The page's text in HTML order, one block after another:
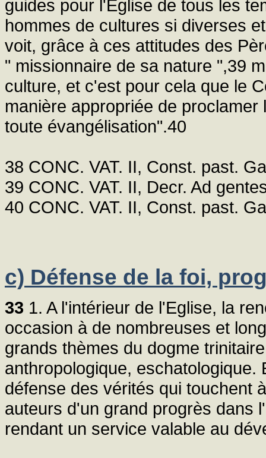
guides pour l'Eglise de tous les
hommes de cultures si diverses
voit, grâce à ces attitudes des
" missionnaire de sa nature ",39
culture, et c'est pour cela que le
manière appropriée de
toute évangélisation".40
38 CONC. VAT. II, Const. past.
39 CONC. VAT. II, Decr. Ad
40 CONC. VAT. II, Const. past.
c) Défense de la foi,
33 1. A l'intérieur de l'Eglise, la
occasion à de nombreuses et
grands thèmes du dogme
anthropologique,
défense des vérités qui touchent
auteurs d'un grand progrès dans
rendant un service valable au